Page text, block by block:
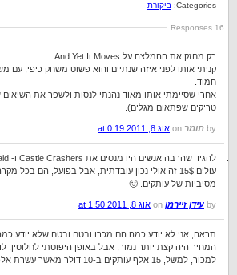
Categories: ביקורת
16 Responses
רק מחזק את ההמלצה על And Yet It Moves.
קניתי אותו לפני איזה שנתיים והוא פשוט משחק כיפי, עם
חמוד.
אחרי שסיימתי אותו מאוד נהנתי לנסות ולשפר את
טריקים שפתאום מגלים).
by תומר אוג 8, 2011 at 0:19
עולים 15$ זה אולי נכון עובדתית, אבל בפועל, הם בכל
מסיביות של עותקים. 🙂
by עידן זיירמן אוג 8, 2011 at 1:50
תראה, אני לא יודע כמה הם מכרו ובטח ובטח שלא יודע
המחיר היה קצת יותר נמוך, אבל באופן היפוטתי לחלוטין,
למכור, למשל, 15 אלף עותקים ב-10 דולר מאשר עשרת אלפים עותקים ב-15 דולר.